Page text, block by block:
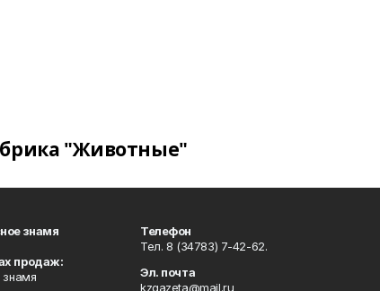
"Животные"
знамя
продаж:
знамя
Телефон
Тел. 8 (34783) 7-42-62.
Эл. почта
kzgazeta@mail.ru